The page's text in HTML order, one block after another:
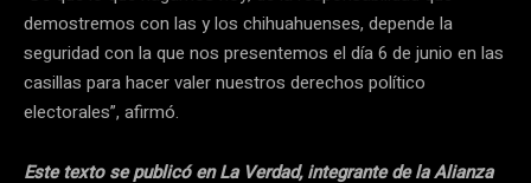
demostremos con las y los chihuahuenses, depende la
seguridad con la que nos presentemos el día 6 de junio en las
casillas para hacer valer nuestros derechos político
electorales”, afirmó.
Este texto se publicó en La Verdad, integrante de la Alianza